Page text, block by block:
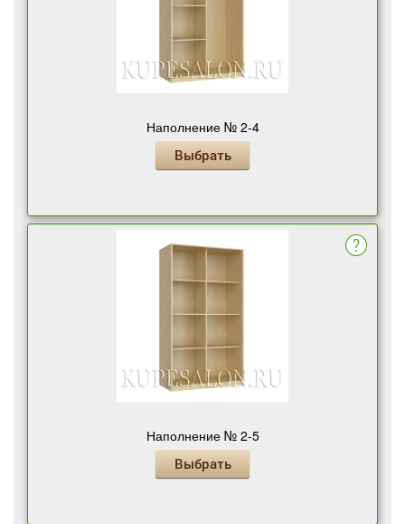
Наполнение № 2-4
Выбрать
Наполнение № 2-5
Выбрать